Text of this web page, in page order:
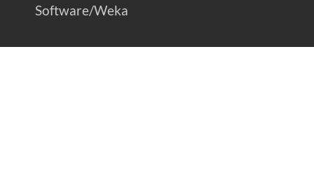
Software/Weka